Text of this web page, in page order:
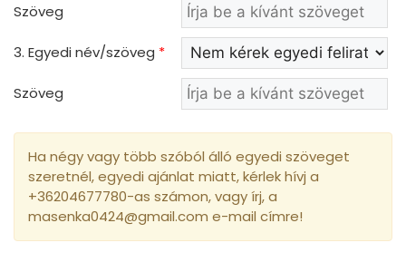
Szöveg
3. Egyedi név/szöveg *
Szöveg
Ha négy vagy több szóból álló egyedi szöveget
szeretnél, egyedi ajánlat miatt, kérlek hívj a
+36204677780-as számon, vagy írj, a
masenka0424@gmail.com e-mail címre!